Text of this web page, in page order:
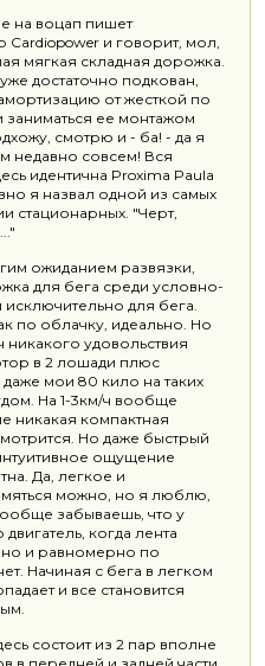
на воцап пишет
и говорит, мол,
мягкая складная дорожка.
достаточно подкован,
от жесткой по
заниматься ее монтажом
смотрю и - ба! - да я
недавно совсем! Вся
идентична Proxima Paula
я назвал одной из самых
стационарных. "Черт,
ожиданием развязки,
для бега среди условно-
исключительно для бега.
по облачку, идеально. Но
никакого удовольствия
в 2 лошади плюс
мои 80 кило на таких
На 1-3км/ч вообще
никакая компактная
Но даже быстрый
ощущение
Да, легкое и
можно, но я люблю,
забываешь, что у
когда лента
и равномерно по
Начиная с бега в легком
и все становится
состоит из 2 пар вполне